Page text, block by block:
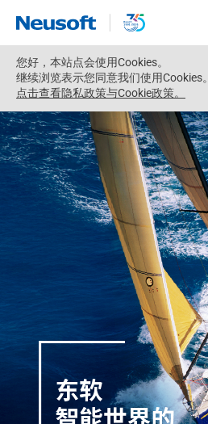
您好， 本站点会使用Cookies。
继续浏览表示您同意我们使用Cookies。
点击查看隐私政策与Cookie政策。